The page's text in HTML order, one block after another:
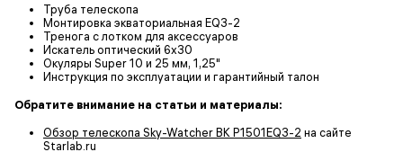
Труба телескопа
Монтировка экваториальная EQ3-2
Тренога с лотком для аксессуаров
Искатель оптический 6x30
Окуляры Super 10 и 25 мм, 1,25"
Инструкция по эксплуатации и гарантийный талон
Обратите внимание на статьи и материалы:
Обзор телескопа Sky-Watcher BK P1501EQ3-2 на сайте
Starlab.ru